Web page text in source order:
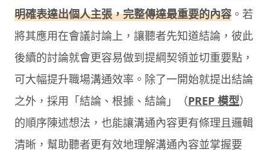
明確表達出個人主張，完整傳達最重要的內容 。若
將其應用在會議討論上，讓聽者先知道結論，彼此
後續的討論就會更容易做到提綱契領並切重要點，
可大幅提升職場溝通效率。除了一開始就提出結論
之外，採用「結論、根據、結論」（PREP 模型）
的順序陳述想法，也能讓溝通內容更有條理且邏輯
清晰，幫助聽者更有效地理解溝通內容並掌握要